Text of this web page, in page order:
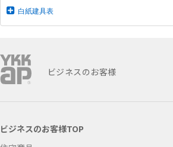
白紙建具表
ビジネスのお客様
ビジネスのお客様TOP